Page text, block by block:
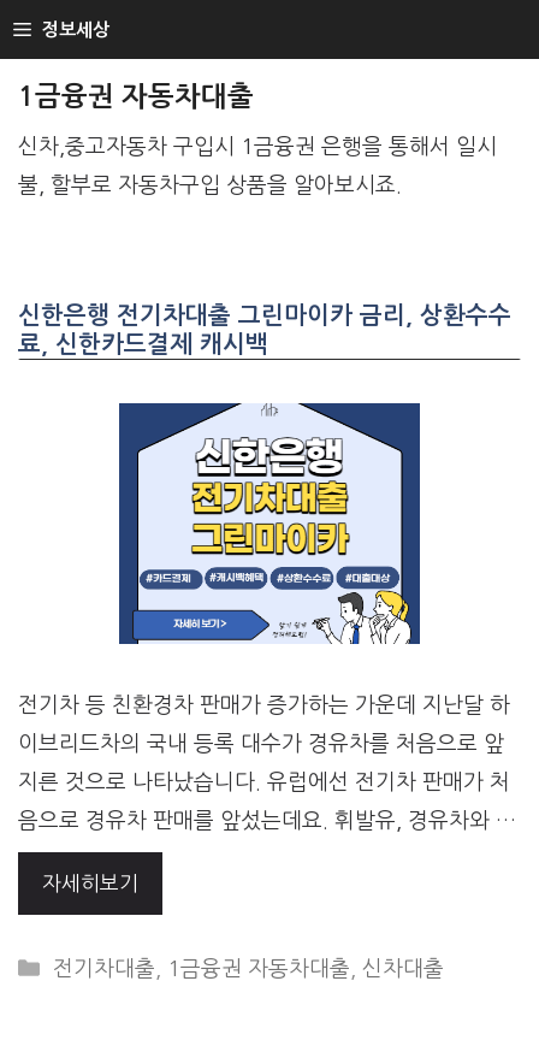
TO
정보세상
1금융권 자동차대출
신차,중고자동차 구입시 1금융권 은행을 통해서 일시
불, 할부로 자동차구입 상품을 알아보시죠.
신한은행 전기차대출 그린마이카 금리, 상환수수
료, 신한카드결제 캐시백
전기차 등 친환경차 판매가 증가하는 가운데 지난달 하
이브리드차의 국내 등록 대수가 경유차를 처음으로 앞
지른 것으로 나타났습니다. 유럽에선 전기차 판매가 처
음으로 경유차 판매를 앞섰는데요. 휘발유, 경유차와 …
자세히보기
CATEGORIES
전기차대출 1금융권 자동차대출 신차대출